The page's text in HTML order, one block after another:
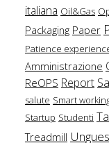
italiana Oil&Gas
Packaging Paper
Patience
Amministrazione
ReOPS Report
salute Smart
Startup Studenti
Treadmill